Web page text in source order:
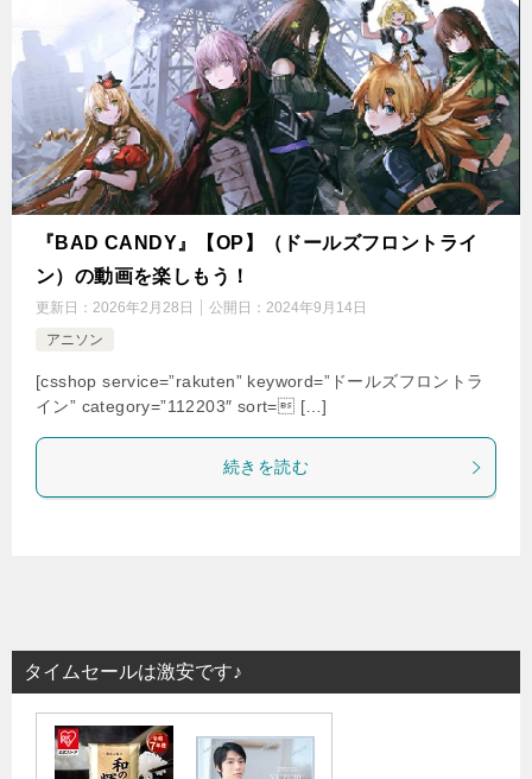
『BAD CANDY』【OP】（ドールズフロントライ
ン）の動画を楽しもう！
更新日： 2026年2月28日 公開日： 2024年9月14日
アニソン
[csshop service=”rakuten” keyword=”ドールズフロントラ
イン” category=”112203″ sort= […]
続きを読む
タイムセールは激安です♪